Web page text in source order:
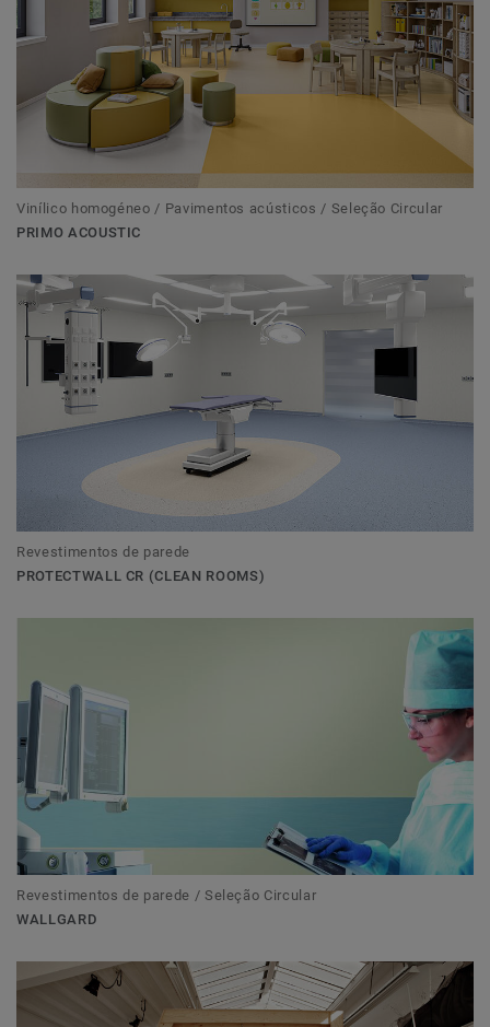
Vinílico homogéneo / Pavimentos acústicos / Seleção Circular
PRIMO ACOUSTIC
Revestimentos de parede
PROTECTWALL CR (CLEAN ROOMS)
Revestimentos de parede / Seleção Circular
WALLGARD